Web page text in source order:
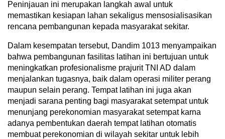
Peninjauan ini merupakan langkah awal untuk
memastikan kesiapan lahan sekaligus mensosialisasikan
rencana pembangunan kepada masyarakat sekitar.
Dalam kesempatan tersebut, Dandim 1013 menyampaikan
bahwa pembangunan fasilitas latihan ini bertujuan untuk
meningkatkan profesionalisme prajurit TNI AD dalam
menjalankan tugasnya, baik dalam operasi militer perang
maupun selain perang. Tempat latihan ini juga akan
menjadi sarana penting bagi masyarakat setempat untuk
menunjang perekonomian masyarakat setempat karna
adanya pembentukan daerah tempat latihan otomatis
membuat perekonomian di wilayah sekitar untuk lebih